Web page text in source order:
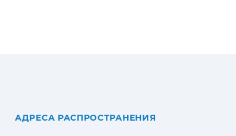
АДРЕСА РАСПРОСТРАНЕНИЯ